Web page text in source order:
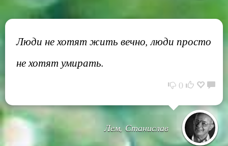
Люди не хотят жить вечно, люди просто
не хотят умирать.
0
Лем, Станислав